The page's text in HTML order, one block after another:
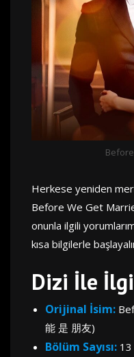
Herkese yeniden
Before We Get
onunla ilgili
kısa bilgilerle
Dizi İle
Orijinal İsim:
能 是 朋友)
Bölüm Sayısı: 13